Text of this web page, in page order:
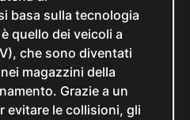
basa sulla tecnologia
quello dei veicoli a
che sono diventati
magazzini della
Grazie a un
evitare le collisioni, gli